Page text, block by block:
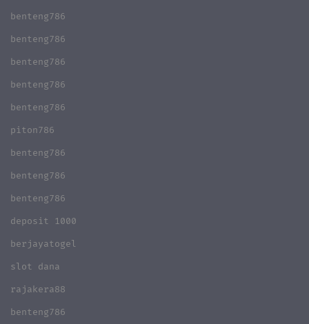
benteng786
benteng786
benteng786
benteng786
benteng786
piton786
benteng786
benteng786
benteng786
deposit 1000
berjayatogel
slot dana
rajakera88
benteng786